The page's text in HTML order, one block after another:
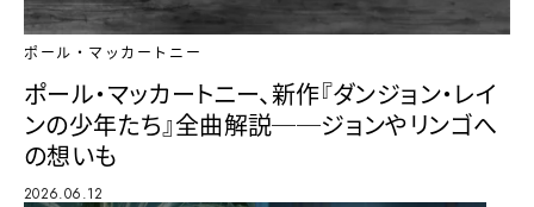
ポール・マッカートニー
ポール・マッカートニー、新作『ダンジョン・レイ
ンの少年たち』全曲解説──ジョンやリンゴへ
の想いも
2026.06.12